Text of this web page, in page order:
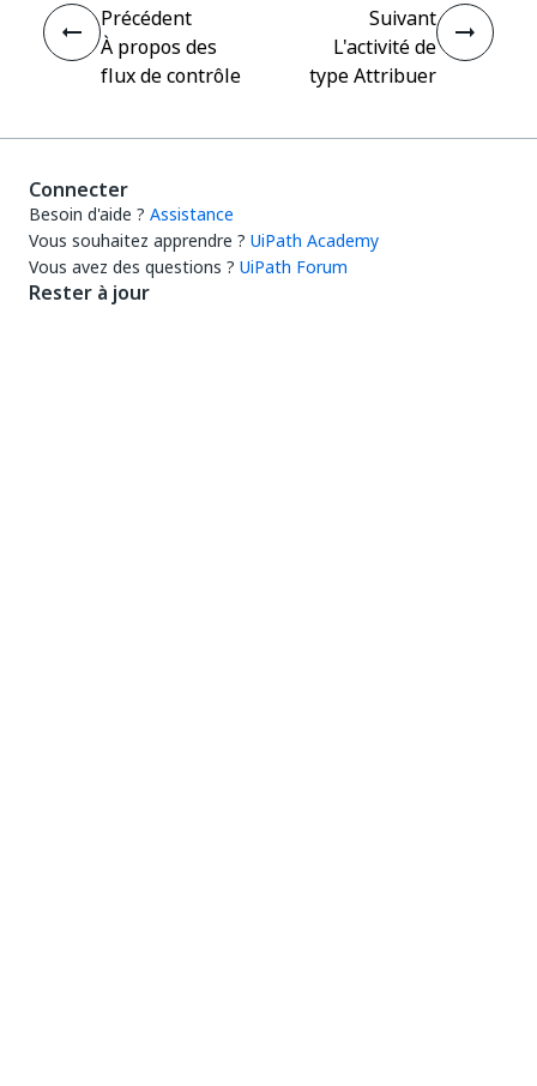
Précédent
À propos des
flux de contrôle
Suivant
L'activité de
type Attribuer
Connecter
Besoin d'aide ? Assistance
Vous souhaitez apprendre ? UiPath Academy
Vous avez des questions ? UiPath Forum
Rester à jour